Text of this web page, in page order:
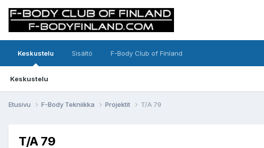
Keskustelu
Keskustelu
Sisältö F-Body Club of Finland
Etusivu F-Body Tekniikka Projektit T/A 79
T/A 79